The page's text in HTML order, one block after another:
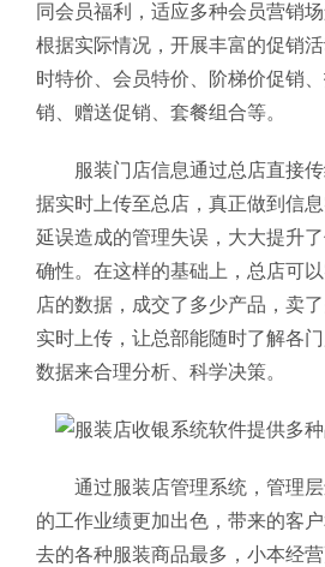
同会员福利，适应多种会员营销
根据实际情况，开展丰富的促销
时特价、会员特价、阶梯价促销
销、赠送促销、套餐组合等。
服装门店信息通过总店直接
据实时上传至总店，真正做到信
延误造成的管理失误，大大提升
确性。在这样的基础上，总店可
店的数据，成交了多少产品，卖
实时上传，让总部能随时了解各
数据来合理分析、科学决策。
通过服装店管理系统 ，管理
的工作业绩更加出色，带来的客
去的各种服装商品最多，小本经